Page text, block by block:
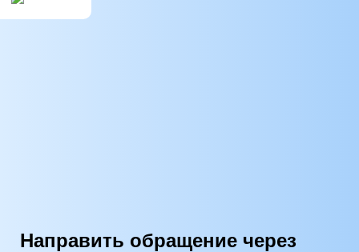
Направить обращение через